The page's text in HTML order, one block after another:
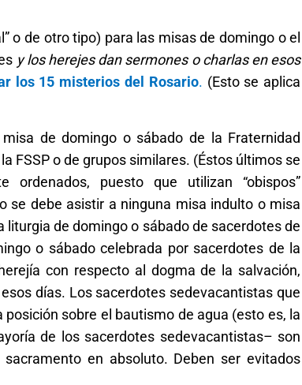
o de otro tipo) para las misas de domingo o el
y los herejes dan sermones o charlas en esos
los 15 misterios del Rosario. (Esto se aplica
de domingo o sábado de la Fraternidad
FSSP o de grupos similares. (Éstos últimos se
ordenados, puesto que utilizan “obispos”
se debe asistir a ninguna misa indulto o misa
liturgia de domingo o sábado de sacerdotes de
o sábado celebrada por sacerdotes de la
con respecto al dogma de la salvación,
días. Los sacerdotes sedevacantistas que
sobre el bautismo de agua (esto es, la
de los sacerdotes sedevacantistas– son
en absoluto. Deben ser evitados